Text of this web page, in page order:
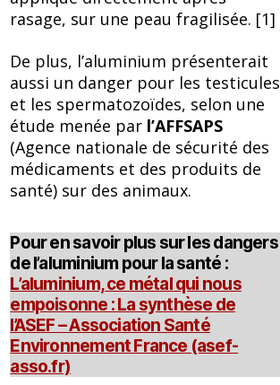
rasage, sur une peau fragilisée. [1]
De plus, l’aluminium présenterait
aussi un danger pour les testicules
et les spermatozoïdes, selon une
étude menée par l’AFFSAPS
(Agence nationale de sécurité des
médicaments et des produits de
santé) sur des animaux.
Pour en savoir plus sur les dangers
de l’aluminium pour la santé :
L’aluminium, ce métal qui nous
empoisonne : La synthèse de
l’ASEF – Association Santé
Environnement France (asef-
asso.fr)